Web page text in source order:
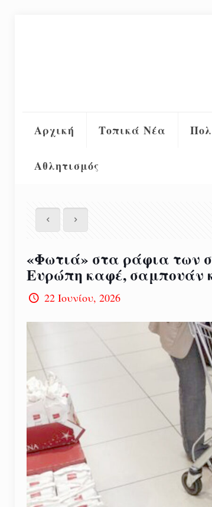
Αρχική Τοπικά Νέα
Αθλητισμός
«Φωτιά» στα ράφια των
Ευρώπη καφέ, σαμπουάν
22 Ιουνίου, 2026